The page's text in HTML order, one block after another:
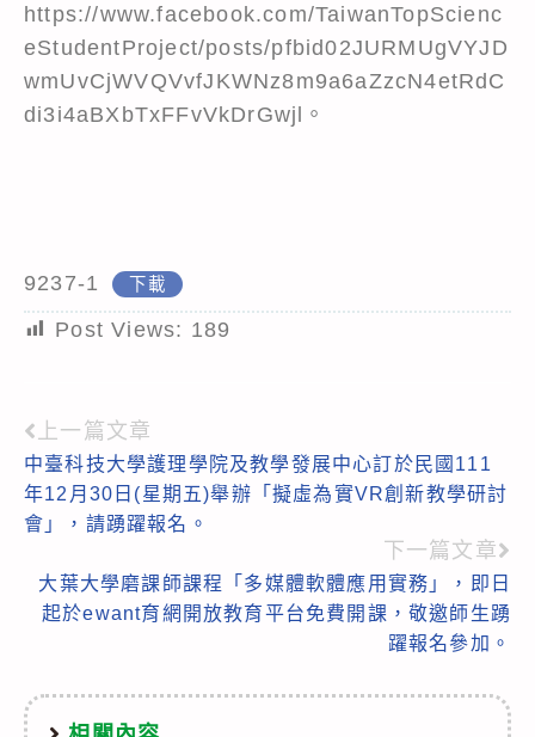
https://www.facebook.com/TaiwanTopScienc
eStudentProject/posts/pfbid02JURMUgVYJD
wmUvCjWVQVvfJKWNz8m9a6aZzcN4etRdC
di3i4aBXbTxFFvVkDrGwjl。
9237-1 下載
Post Views: 189
Read
more
articles
上一篇文章
中臺科技大學護理學院及教學發展中心訂於民國111
年12月30日(星期五)舉辦「擬虛為實VR創新教學研討
會」，請踴躍報名。
下一篇文章
大葉大學磨課師課程「多媒體軟體應用實務」，即日
起於ewant育網開放教育平台免費開課，敬邀師生踴
躍報名參加。